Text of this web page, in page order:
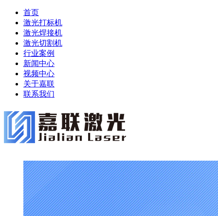
首页
激光打标机
激光焊接机
激光切割机
行业案例
新闻中心
视频中心
关于嘉联
联系我们